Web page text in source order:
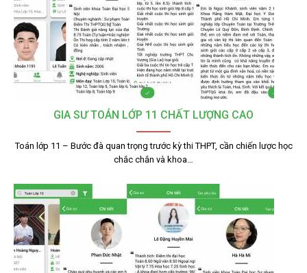
GIA SƯ TOÁN LỚP 11 CHẤT LƯỢNG CAO
Toán lớp 11 – Bước đà quan trọng trước kỳ thi THPT, cần chiến lược học
chắc chắn và khoa…